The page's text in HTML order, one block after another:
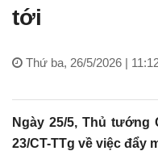
tới
Thứ ba, 26/5/2026 |
Ngày 25/5, Thủ
23/CT-TTg về việc đẩy